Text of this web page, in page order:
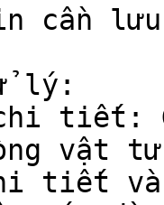
cần
lý:
vật